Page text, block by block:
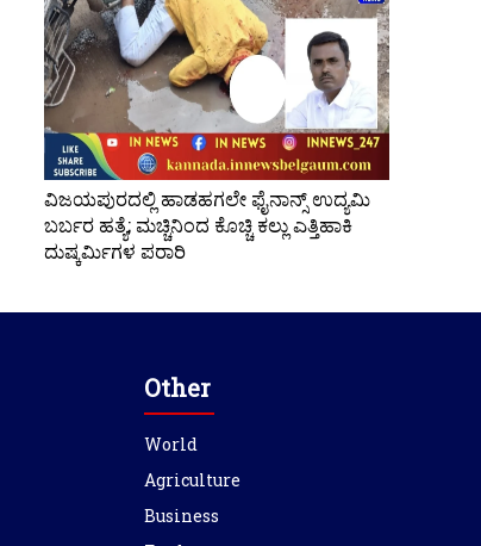
ವಿಜಯಪುರದಲ್ಲಿ ಹಾಡಹಗಲೇ ಫೈನಾನ್ಸ್ ಉದ್ಯಮಿ
ಬರ್ಬರ ಹತ್ಯೆ; ಮಚ್ಚಿನಿಂದ ಕೊಚ್ಚಿ ಕಲ್ಲು ಎತ್ತಿಹಾಕಿ
ದುಷ್ಕರ್ಮಿಗಳ ಪರಾರಿ
Other
World
Agriculture
Business